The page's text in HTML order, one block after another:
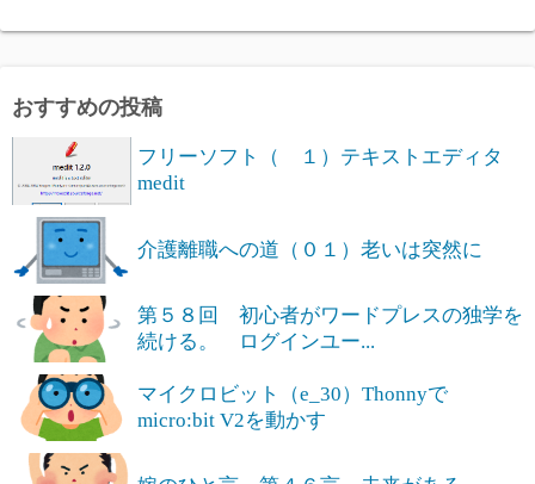
おすすめの投稿
フリーソフト（ １）テキストエディタ
medit
介護離職への道（０１）老いは突然に
第５８回 初心者がワードプレスの独学を
続ける。 ログインユー...
マイクロビット（e_30）Thonnyで
micro:bit V2を動かす